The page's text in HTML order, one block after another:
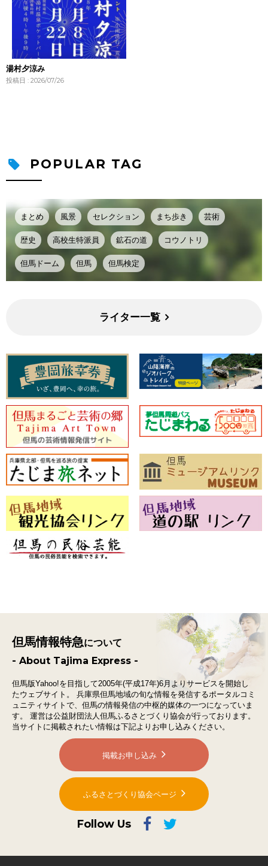
湯村夕涼み
投稿日 : 2026/07/26
POPULAR TAG
まとめ 風景 セレクション まち歩き 芸術
歴史 高校生特派員 鉱石の道 コウノトリ
但馬ドーム 但馬 但馬検定
ライター一覧
但馬情報特急について
- About Tajima Express -
但馬版Yahoo!を目指して2005年(平成17年)6月よりサービスを開始し
たウェブサイト。
兵庫県但馬地域の旬な情報を発信するポータルコミ
ュニティサイトで、 但馬の情報発信の中枢的媒体の一つになっていま
す。
運営は公益財団法人但馬ふるさとづくり協会が行っております。
当サイトに掲載されたい情報は下記よりお申し込みください。
掲載お申し込み
ふるさとづくり協会ページ
Follow Us